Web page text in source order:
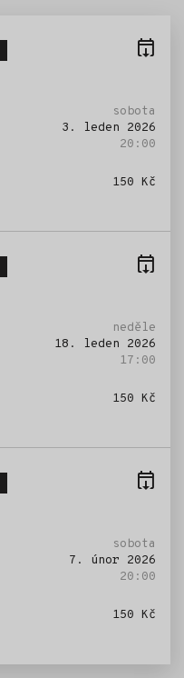
sobota
3. leden 2026
20:00
150 Kč
neděle
18. leden 2026
17:00
150 Kč
sobota
7. únor 2026
20:00
150 Kč